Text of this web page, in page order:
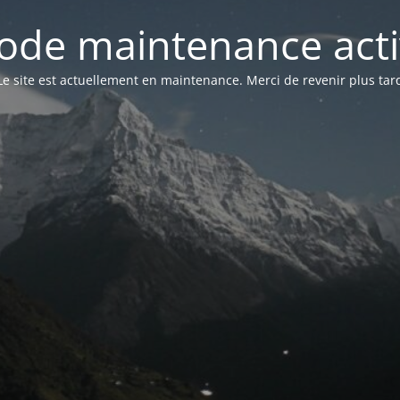
maintenance
site est actuellement en maintenance. Merci de revenir plus